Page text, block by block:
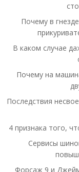
Почему в
В каком случае
Почему на
Последствия
4 признака того,
Сервисы
Форсаж 9 и